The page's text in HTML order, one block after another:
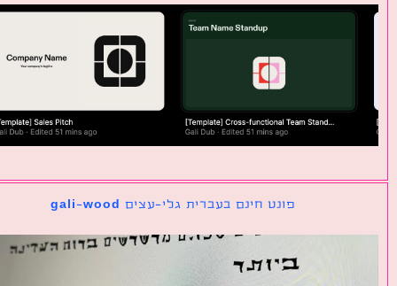
פונט חינם בעברית גלי-עצים gali-wood